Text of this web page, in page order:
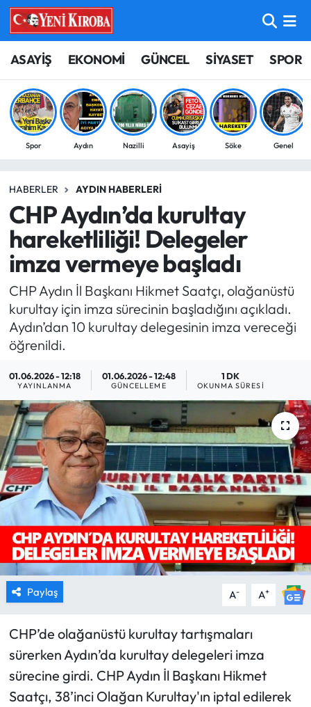
ASAYİŞ EKONOMİ GÜNCEL SİYASET SPOR
Spor Aydın Nazilli Asayiş Söke Genel
HABERLER AYDIN HABERLERI
CHP Aydın’da kurultay
hareketliliği! Delegeler
imza vermeye başladı
CHP Aydın İl Başkanı Hikmet Saatçı, olağanüstü
kurultay için imza sürecinin başladığını açıkladı.
Aydın’dan 10 kurultay delegesinin imza vereceği
öğrenildi.
01.06.2026 - 12:18
YAYINLANMA
01.06.2026 - 12:48
GÜNCELLEME
1 DK
OKUNMA SÜRESI
Paylaş A- A+
CHP’de olağanüstü kurultay tartışmaları
sürerken Aydın’da kurultay delegeleri imza
sürecine girdi. CHP Aydın İl Başkanı Hikmet
Saatçı, 38’inci Olağan Kurultay'ın iptal edilerek
ASAYİŞ
BİLİM-TEKNOLOJİ
ÇEVRE
EĞİTİM
EKONOMİ
GÜNCEL
GÜNDEM
MAGAZİN
SAĞLIK
SİYASET
SPOR
TARIM
TURİZM
YAŞAM
RESMİ İLANLAR
Aydın Nöbetçi Eczaneler
Aydın Hava Durumu
Aydin Namaz Vakitleri
Süper Lig Puan Durumu ve Fikstür
Tüm Manşetler
Son Dakika Haberleri
Haber Arşivi